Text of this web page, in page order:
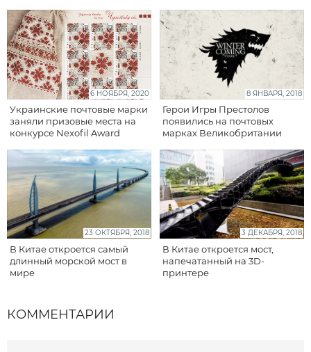
6 НОЯБРЯ, 2020
Украинские почтовые марки
заняли призовые места на
конкурсе Nexofil Award
8 ЯНВАРЯ, 2018
Герои Игры Престолов
появились на почтовых
марках Великобритании
23 ОКТЯБРЯ, 2018
В Китае откроется самый
длинный морской мост в
мире
3 ДЕКАБРЯ, 2018
В Китае откроется мост,
напечатанный на 3D-
принтере
КОММЕНТАРИИ